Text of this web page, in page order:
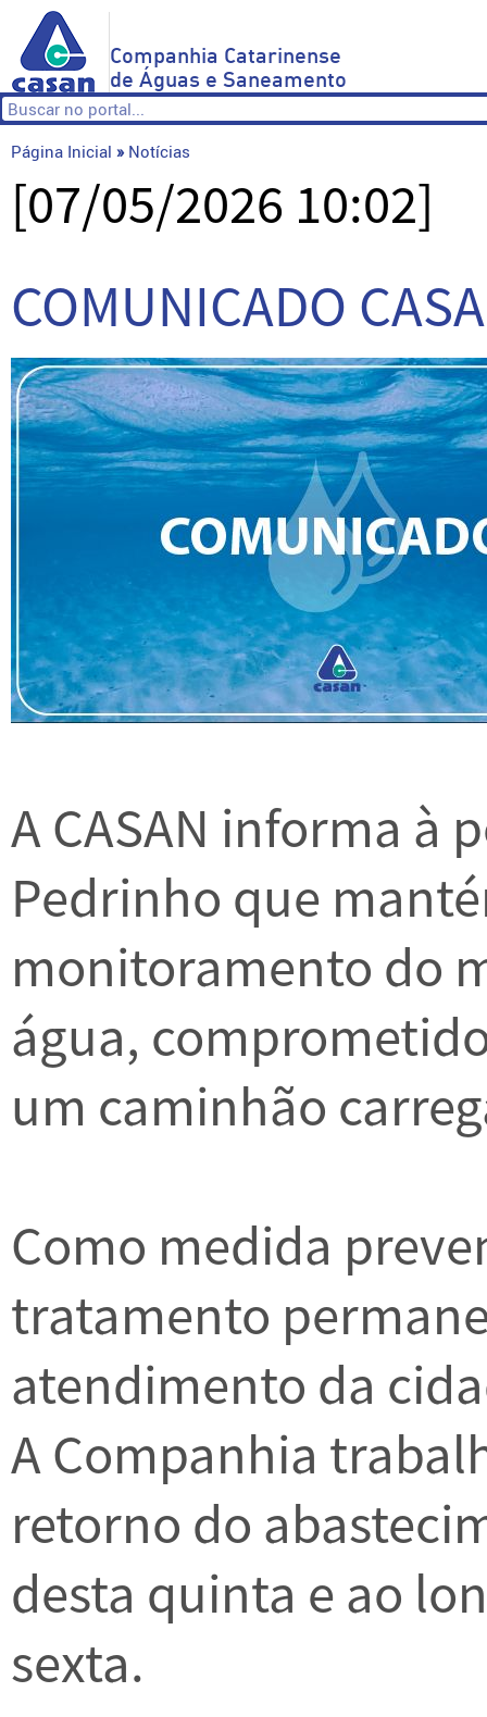
Companhia Catarinense
de Águas e Saneamento
Página Inicial » Notícias
[07/05/2026 10:02]
COMUNICADO
A CASAN informa à
Pedrinho que
monitoramento do
água,
um caminhão
Como medida
tratamento
atendimento da
A Companhia
retorno do
desta quinta e ao
sexta.